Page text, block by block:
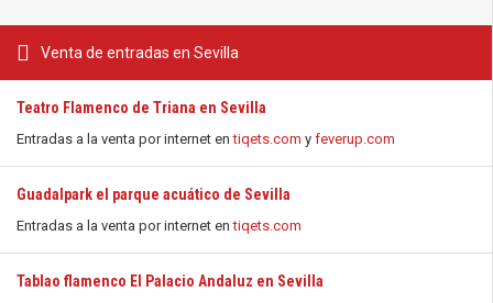
Venta de entradas en Sevilla
Teatro Flamenco de Triana en Sevilla
Entradas a la venta por internet entiqets.com y feverup.com
Guadalpark el parque acuático de Sevilla
Entradas a la venta por internet entiqets.com
Tablao flamenco El Palacio Andaluz en Sevilla